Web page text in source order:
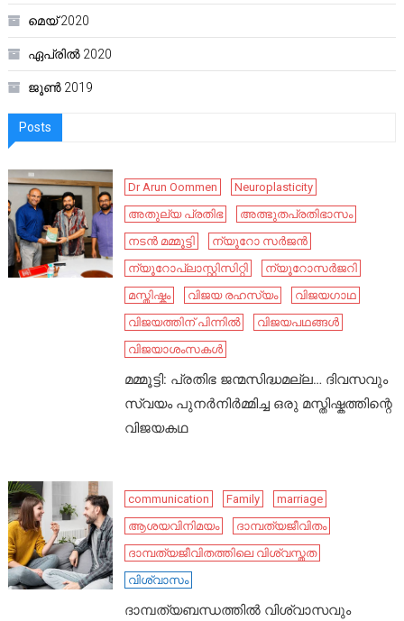
മെയ്‌ 2020
ഏപ്രിൽ 2020
ജൂൺ 2019
Posts
Dr Arun Oommen
Neuroplasticity
അതുല്യ പ്രതിഭ
അത്ഭുതപ്രതിഭാസം
നടൻ മമ്മൂട്ടി
ന്യൂറോ സർജൻ
ന്യൂറോപ്ലാസ്റ്റിസിറ്റി
ന്യൂറോസർജറി
മസ്തിഷ്കം
വിജയ രഹസ്യം
വിജയഗാഥ
വിജയത്തിന് പിന്നിൽ
വിജയപഥങ്ങൾ
വിജയാശംസകൾ
മമ്മൂട്ടി: പ്രതിഭ ജന്മസിദ്ധമല്ല… ദിവസവും
സ്വയം പുനർനിർമ്മിച്ച ഒരു മസ്തിഷ്കത്തിന്റെ
വിജയകഥ
communication Family
marriage
ആശയവിനിമയം
ദാമ്പത്യജീവിതം
ദാമ്പത്യജീവിതത്തിലെ വിശ്വസ്തത
വിശ്വാസം
ദാമ്പത്യബന്ധത്തിൽ വിശ്വാസവും